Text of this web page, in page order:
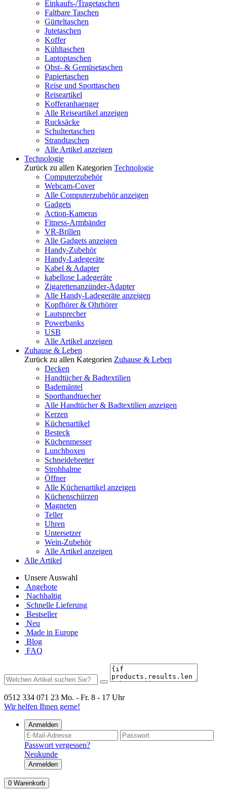
Einkaufs-/Tragetaschen
Faltbare Taschen
Gürteltaschen
Jutetaschen
Koffer
Kühltaschen
Laptoptaschen
Obst- & Gemüsetaschen
Papiertaschen
Reise und Sporttaschen
Reiseartikel
Kofferanhaenger
Alle Reiseartikel anzeigen
Rucksäcke
Schultertaschen
Strandtaschen
Alle Artikel anzeigen
Technologie
Zurück zu allen Kategorien Technologie
Computerzubehör
Webcam-Cover
Alle Computerzubehör anzeigen
Gadgets
Action-Kameras
Fitness-Armbänder
VR-Brillen
Alle Gadgets anzeigen
Handy-Zubehör
Handy-Ladegeräte
Kabel & Adapter
kabellose Ladegeräte
Zigarettenanzünder-Adapter
Alle Handy-Ladegeräte anzeigen
Kopfhörer & Ohrhörer
Lautsprecher
Powerbanks
USB
Alle Artikel anzeigen
Zuhause & Leben
Zurück zu allen Kategorien Zuhause & Leben
Decken
Handtücher & Badtextilien
Bademäntel
Sporthandtuecher
Alle Handtücher & Badtextilien anzeigen
Kerzen
Küchenartikel
Besteck
Küchenmesser
Lunchboxen
Schneidebretter
Strohhalme
Öffner
Alle Küchenartikel anzeigen
Küchenschürzen
Magneten
Teller
Uhren
Untersetzer
Wein-Zubehör
Alle Artikel anzeigen
Alle Artikel
Unsere Auswahl
Angebote
Nachhaltig
Schnelle Lieferung
Bestseller
Neu
Made in Europe
Blog
FAQ
0512 334 071 23 Mo. - Fr. 8 - 17 Uhr
Wir helfen Ihnen gerne!
Anmelden
Passwort vergessen?
Neukunde
Anmelden
0 Warenkorb